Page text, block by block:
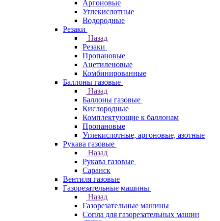
Аргоновые
Углекислотные
Водородные
Резаки
Назад
Резаки
Пропановые
Ацетиленовые
Комбинированные
Баллоны газовые
Назад
Баллоны газовые
Кислородные
Комплектующие к баллонам
Пропановые
Углекислотные, аргоновые, азотные
Рукава газовые
Назад
Рукава газовые
Саранск
Вентиля газовые
Газорезательные машины
Назад
Газорезательные машины
Сопла для газорезательных машин